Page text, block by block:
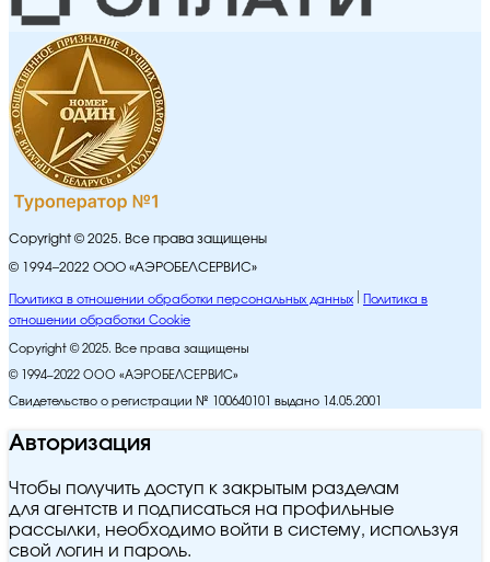
Copyright © 2025. Все права защищены
© 1994–2022 ООО «АЭРОБЕЛСЕРВИС»
Политика в отношении обработки персональных данных
Политика в
отношении обработки Cookie
Copyright © 2025. Все права защищены
© 1994–2022 ООО «АЭРОБЕЛСЕРВИС»
Свидетельство о регистрации № 100640101 выдано 14.05.2001
Авторизация
Чтобы получить доступ к закрытым разделам
для агентств и подписаться на профильные
рассылки, необходимо войти в систему, используя
свой логин и пароль.